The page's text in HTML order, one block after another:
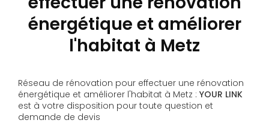
énergétique et améliorer
l'habitat à Metz
Réseau de rénovation pour effectuer une rénovation
énergétique et améliorer l'habitat à Metz : YOUR LINK
est à votre disposition pour toute question et
demande de devis